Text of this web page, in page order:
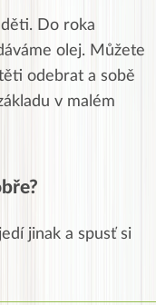
děti. Do roka
olej. Můžete
odebrat a sobě
v malém
jinak a spusť si